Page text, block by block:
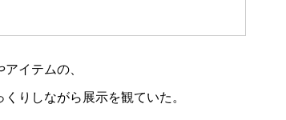
イテムの、
りしながら展示を観ていた。